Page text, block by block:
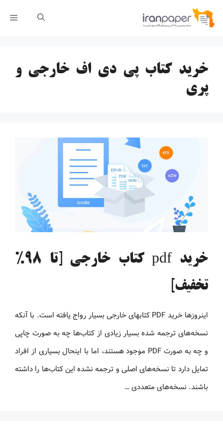
پرش
خرید کتاب پی دی اف خارجی و
پری
خرید pdf کتاب خارجی [تا 98%
تخفیف]
اینروزها خرید PDF کتاب‎های خارجی بسیار رواج یافته است. با آنکه
نسخه‌های ترجمه شده بسیار زیادی از کتاب‌ها چه به صورت چاپی
و چه به صورت PDF موجود هستند، اما با اینحال بسیاری از افراد
تمایل دارد تا نسخه‌های اصلی و ترجمه نشده این کتاب‌ها را داشته
باشند. نسخه‌های متعددی …